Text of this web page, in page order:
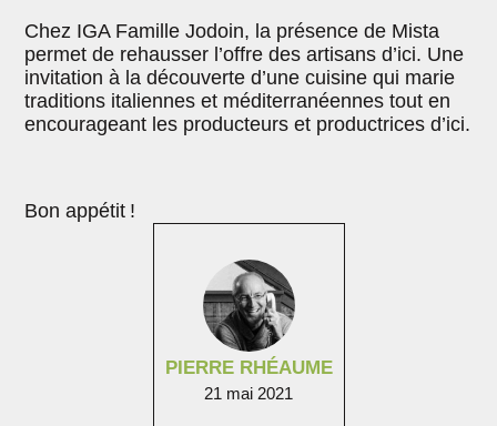
PIERRE RHÉAUME
21 mai 2021
Chez IGA Famille Jodoin, la présence de Mista
permet de rehausser l’offre des artisans d’ici. Une
invitation à la découverte d’une cuisine qui marie
traditions italiennes et méditerranéennes tout en
encourageant les producteurs et productrices d’ici.
Bon appétit !